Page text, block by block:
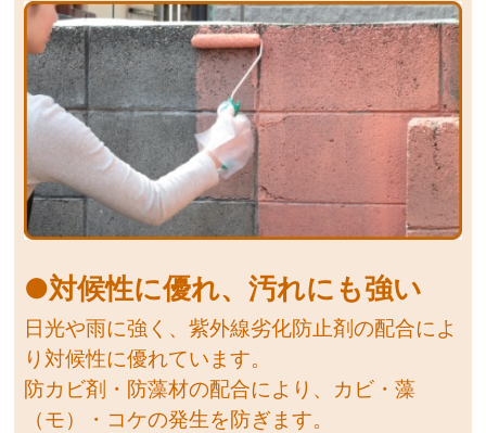
●対候性に優れ、汚れにも強い
日光や雨に強く、紫外線劣化防止剤の配合によ
り対候性に優れています。
防カビ剤・防藻材の配合により、カビ・藻
（モ）・コケの発生を防ぎます。